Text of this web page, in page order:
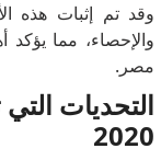
وقد تم إثبات هذه
والإحصاء، مما
مصر.
التحديات
2020